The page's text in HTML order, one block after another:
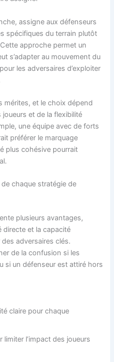
assigne aux défenseurs
spécifiques du terrain plutôt
approche permet un
s’adapter au mouvement du
les adversaires d’exploiter
mérites, et le choix dépend
joueurs et de la flexibilité
une équipe avec de forts
préférer le marquage
plus cohésive pourrait
chaque stratégie de
plusieurs avantages,
et la capacité
adversaires clés.
de la confusion si les
si un défenseur est attiré hors
claire pour chaque
limiter l’impact des joueurs